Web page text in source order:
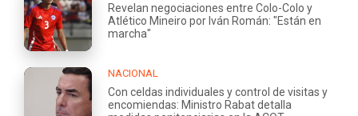
Revelan negociaciones entre Colo-Colo y
Atlético Mineiro por Iván Román: "Están en
marcha"
NACIONAL
Con celdas individuales y control de visitas y
encomiendas: Ministro Rabat detalla